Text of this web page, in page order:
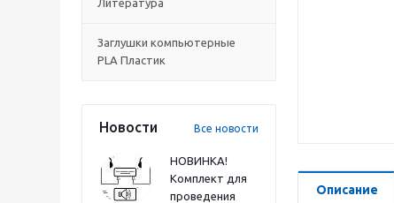
Литература
Заглушки компьютерные
PLA Пластик
Новости Все новости
НОВИНКА!
Комплект для
проведения
Описание